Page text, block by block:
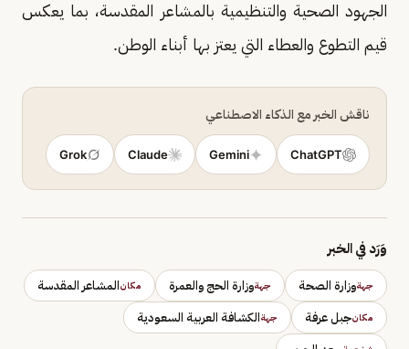
الجهود الصحية والتنظيمية بالمشاعر المقدسة، بما يعكس
قيم التطوع والعطاء التي يعتز بها أبناء الوطن.
ناقش الخبر مع الذكاء الاصطناعي
ChatGPT
Gemini
Claude
Grok
وَرَد في الخبر
جهةوزارة الصحة جهةوزارة الحج والعمرة مكانالمشاعر المقدسة
مكانجبل عرفة جهةالكشافة العربية السعودية